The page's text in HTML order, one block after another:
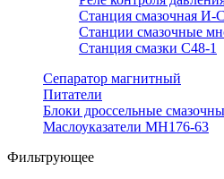
Станция смазочная И-
Станции смазочные
Станция смазки С48-1
Сепаратор магнитный
Питатели
Блоки дроссельные
Маслоуказатели МН176-63
Фильтрующее